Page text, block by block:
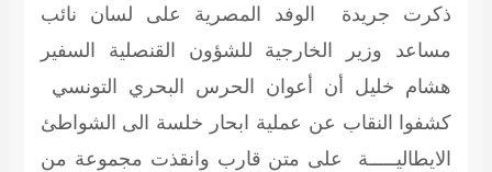
ذكرت جريدة الوفد المصرية على لسان نائب
مساعد وزير الخارجية للشؤون القنصلية السفير
هشام خليل أن أعوان الحرس البحري التونسي
كشفوا النقاب عن عملية ابحار خلسة الى الشواطئ
الايطاليـــــة على متن قارب وانقذت مجموعة من